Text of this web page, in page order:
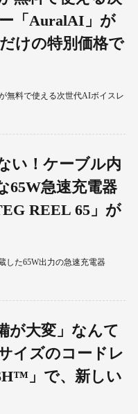
「AuralAI」が
けの特別価格で
無料で使える次世代AIボイスレ
い！ケーブル内
65W急速充電器
REEL 65」が
した65W出力の急速充電器
が大変」なんて
イズのコードレ
」で、新しい